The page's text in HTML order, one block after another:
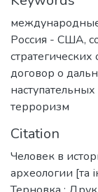
Россия - США,
договор о
терроризм
Citation
Человек в
археологии [та